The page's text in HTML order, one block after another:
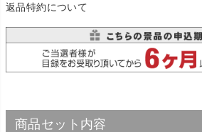
返品特約について
商品セット内容